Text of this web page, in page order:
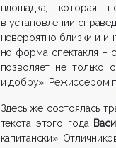
площадка, которая
в установлении
невероятно близки и
но форма спектакля –
позволяет не только
и добру». Режиссером
Здесь же состоялась
текста этого года
капитански».